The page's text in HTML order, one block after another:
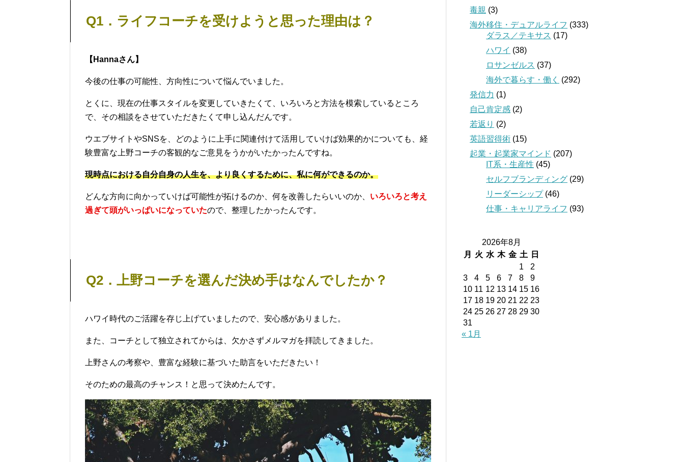
Q1．ライフコーチを受けようと思った理由は？
【Hannaさん】
今後の仕事の可能性、方向性について悩んでいました。
とくに、現在の仕事スタイルを変更していきたくて、いろいろと方法を模索しているところ
で、その相談をさせていただきたくて申し込んだんです。
ウエブサイトやSNSを、どのように上手に関連付けて活用していけば効果的かについても、経
験豊富な上野コーチの客観的なご意見をうかがいたかったんですね。
現時点における自分自身の人生を、より良くするために、私に何ができるのか。
どんな方向に向かっていけば可能性が拓けるのか、何を改善したらいいのか、 いろいろと考え
過ぎて頭がいっぱいになっていたので、整理したかったんです。
Q2．上野コーチを選んだ決め手はなんでしたか？
ハワイ時代のご活躍を存じ上げていましたので、安心感がありました。
また、コーチとして独立されてからは、欠かさずメルマガを拝読してきました。
上野さんの考察や、豊富な経験に基づいた助言をいただきたい！
そのための最高のチャンス！と思って決めたんです。
毒親 (3)
海外移住・デュアルライフ (333)
ダラス／テキサス (17)
ハワイ (38)
ロサンゼルス (37)
海外で暮らす・働く
(292)
発信力 (1)
自己肯定感 (2)
若返り (2)
英語習得術 (15)
起業・起業家マインド (207)
IT系・生産性 (45)
セルフブランディング (29)
リーダーシップ(46)
仕事・キャリアライフ (93)
2026年8月
月
火 水 木 金 土
日
1
2
3
4 5 6 7 8
9
10 11 12 13 14 15 16
17 18 19 20 21 22 23
24 25 26 27 28 29 30
31
« 1月